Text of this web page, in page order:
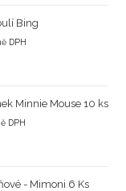
Bing
DPH
Minnie Mouse 10 ks
DPH
- Mimoni 6 Ks